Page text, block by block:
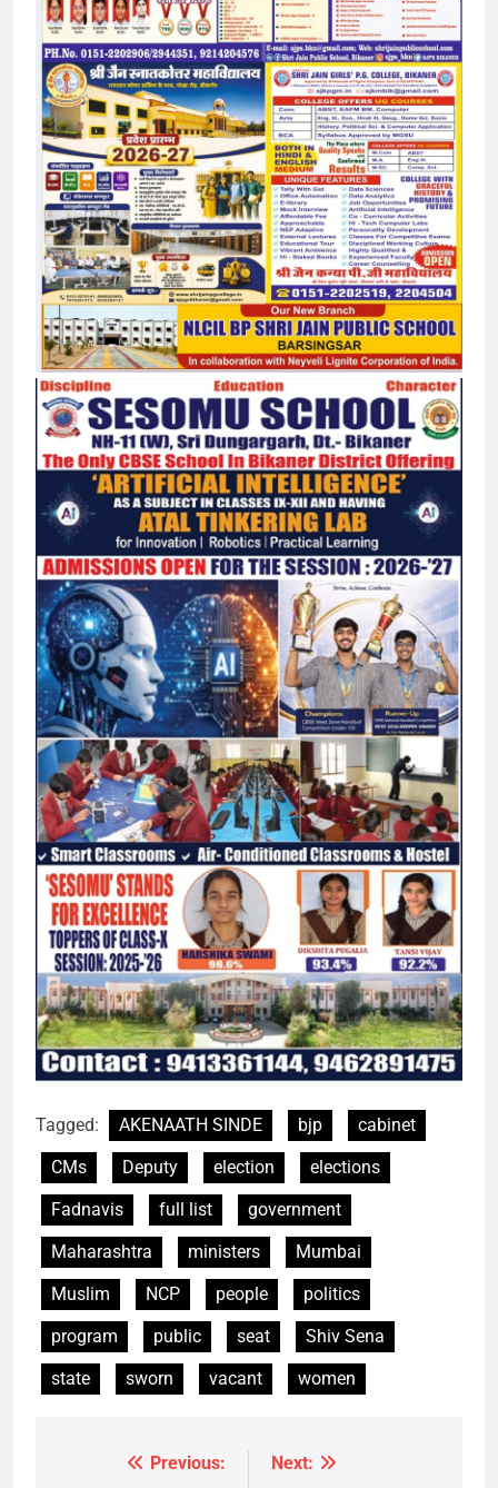
Tagged: AKENAATH SINDE bjp
cabinet
CMs
Deputy election
elections
Fadnavis
full list
government
Maharashtra
ministers
Mumbai
Muslim
NCP people
politics
program
public seat
Shiv Sena
state
sworn vacant women
Previous: Next: